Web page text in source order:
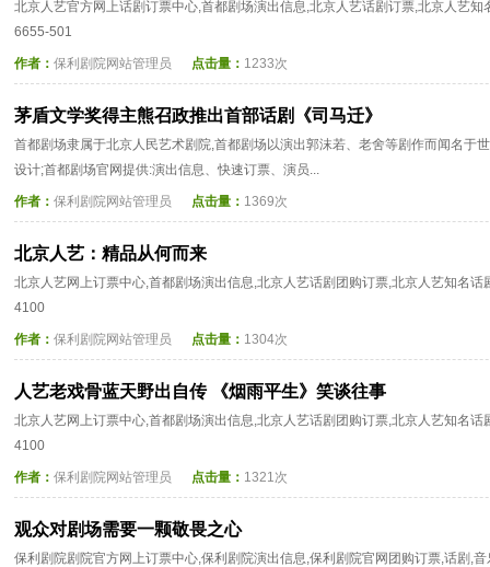
北京人艺官方网上话剧订票中心,首都剧场演出信息,北京人艺话剧订票,北京人艺
6655-501
作者： 保利剧院网站管理员 点击量： 1233次
茅盾文学奖得主熊召政推出首部话剧《司马迁》
首都剧场隶属于北京人民艺术剧院,首都剧场以演出郭沫若、老舍等剧作而闻名于
设计;首都剧场官网提供:演出信息、快速订票、演员...
作者： 保利剧院网站管理员 点击量： 1369次
北京人艺：精品从何而来
北京人艺网上订票中心,首都剧场演出信息,北京人艺话剧团购订票,北京人艺知名
4100
作者： 保利剧院网站管理员 点击量： 1304次
人艺老戏骨蓝天野出自传 《烟雨平生》笑谈往事
北京人艺网上订票中心,首都剧场演出信息,北京人艺话剧团购订票,北京人艺知名
4100
作者： 保利剧院网站管理员 点击量： 1321次
观众对剧场需要一颗敬畏之心
保利剧院剧院官方网上订票中心,保利剧院演出信息,保利剧院官网团购订票,话剧,